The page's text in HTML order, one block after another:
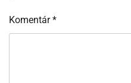
Komentár*